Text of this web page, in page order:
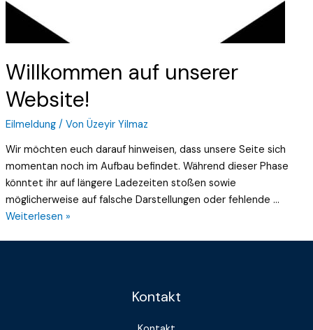
Willkommen auf unserer
Website!
Eilmeldung/ Von Üzeyir Yilmaz
Wir möchten euch darauf hinweisen, dass unsere Seite sich
momentan noch im Aufbau befindet. Während dieser Phase
könntet ihr auf längere Ladezeiten stoßen sowie
möglicherweise auf falsche Darstellungen oder fehlende …
Weiterlesen »
Kontakt